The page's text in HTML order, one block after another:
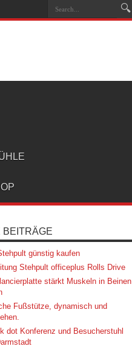
BEITRÄGE
günstig kaufen
Stehpult officeplus Rolls Drive
stärkt Muskeln in Beinen
Fußstütze, dynamisch und
dot Konferenz und Besucherstuhl